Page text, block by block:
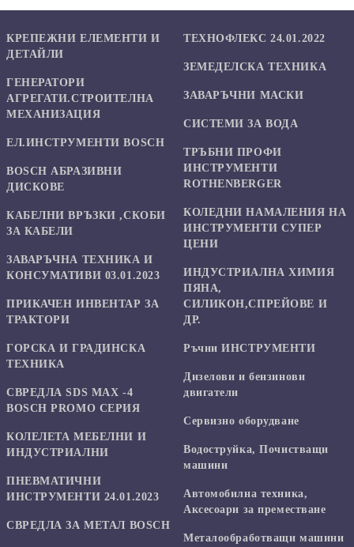
КРЕПЕЖНИ ЕЛЕМЕНТИ И
ДЕТАЙЛИ
ГЕНЕРАТОРИ
АГРЕГАТИ.СТРОИТЕЛНА
МЕХАНИЗАЦИЯ
ЕЛ.ИНСТРУМЕНТИ BOSCH
BOSCH АБРАЗИВНИ
ДИСКОВЕ
КАБЕЛНИ ВРЪЗКИ ,СКОБИ
ЗА КАБЕЛИ
ЗАВАРЪЧНА ТЕХНИКА И
КОНСУМАТИВИ 03.01.2023
ПРИКАЧЕН ИНВЕНТАР ЗА
ТРАКТОРИ
ГОРСКА И ГРАДИНСКА
ТЕХНИКА
СВРЕДЛА SDS MAX -4
BOSCH PROMO СЕРИЯ
КОЛЕЛЕТА МЕБЕЛНИ И
ИНДУСТРИАЛНИ
ПНЕВМАТИЧНИ
ИНСТРУМЕНТИ 24.01.2023
СВРЕДЛА ЗА МЕТАЛ BOSCH
ТЕХНОФЛЕКС 24.01.2022
ЗЕМЕДЕЛСКА ТЕХНИКА
ЗАВАРЪЧНИ МАСКИ
СИСТЕМИ ЗА ВОДА
ТРЪБНИ ПРОФИ
ИНСТРУМЕНТИ
ROTHENBERGER
КОЛЕДНИ НАМАЛЕНИЯ НА
ИНСТРУМЕНТИ СУПЕР
ЦЕНИ
ИНДУСТРИАЛНА ХИМИЯ
ПЯНА,
СИЛИКОН,СПРЕЙОВЕ И
ДР.
Ръчни ИНСТРУМЕНТИ
Дизелови и бензинови
двигатели
Сервизно оборудване
Водоструйка, Почистващи
машини
Автомобилна техника,
Аксесоари за преместване
Mеталообработващи машини